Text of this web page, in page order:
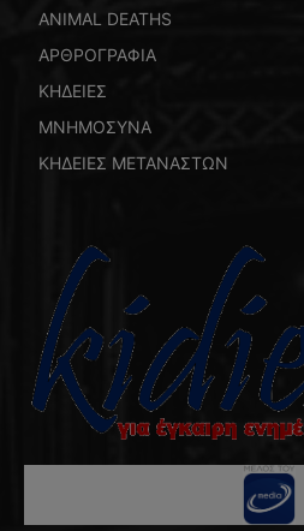
ANIMAL DEATHS
ΑΡΘΡΟΓΡΑΦΙΑ
ΚΗΔΕΙΕΣ
ΜΝΗΜΟΣΥΝΑ
ΚΗΔΕΙΕΣ ΜΕΤΑΝΑΣΤΩΝ